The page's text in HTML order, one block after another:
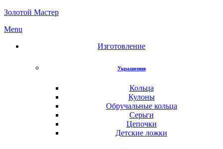
Золотой Мастер
Menu
Изготовление
Украшения
Кольца
Кулоны
Обручальные кольца
Серьги
Цепочки
Детские ложки